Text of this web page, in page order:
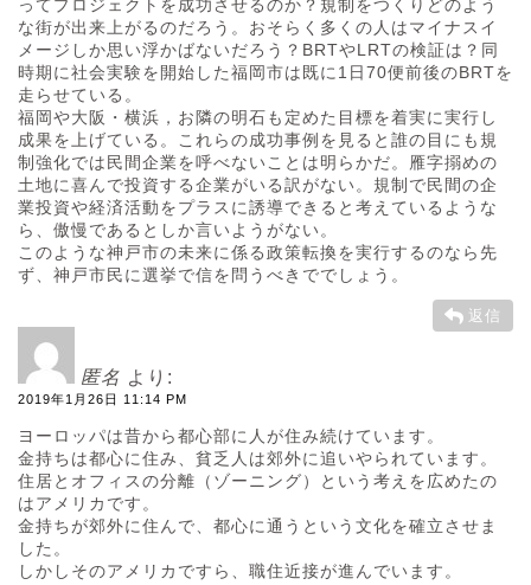
ってプロジェクトを成功させるのか？規制をつくりどのよう
な街が出来上がるのだろう。おそらく多くの人はマイナスイ
メージしか思い浮かばないだろう？BRTやLRTの検証は？同
時期に社会実験を開始した福岡市は既に1日70便前後のBRTを
走らせている。
福岡や大阪・横浜，お隣の明石も定めた目標を着実に実行し
成果を上げている。これらの成功事例を見ると誰の目にも規
制強化では民間企業を呼べないことは明らかだ。雁字搦めの
土地に喜んで投資する企業がいる訳がない。規制で民間の企
業投資や経済活動をプラスに誘導できると考えているような
ら、傲慢であるとしか言いようがない。
このような神戸市の未来に係る政策転換を実行するのなら先
ず、神戸市民に選挙で信を問うべきででしょう。
返信
匿名 より:
2019年1月26日 11:14 PM
ヨーロッパは昔から都心部に人が住み続けています。
金持ちは都心に住み、貧乏人は郊外に追いやられています。
住居とオフィスの分離（ゾーニング）という考えを広めたの
はアメリカです。
金持ちが郊外に住んで、都心に通うという文化を確立させま
した。
しかしそのアメリカですら、職住近接が進んでいます。